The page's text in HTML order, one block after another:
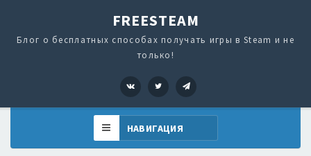
FREESTEAM
Блог о бесплатных способах получать игры в Steam и не
только!
VK Twitter